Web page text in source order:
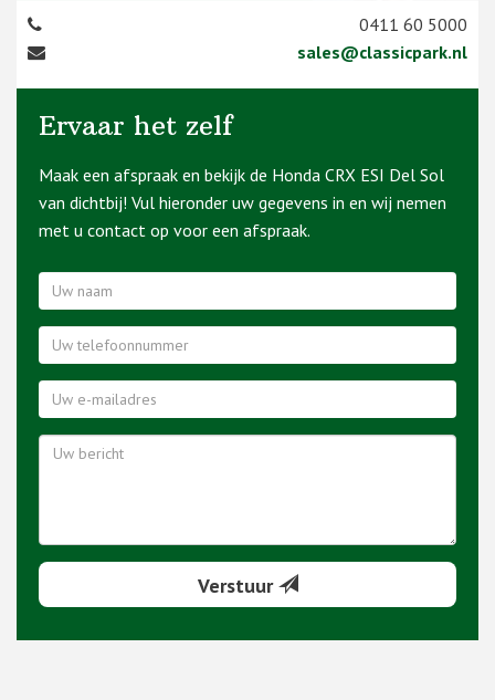
0411 60 5000
sales@classicpark.nl
Ervaar het zelf
Maak een afspraak en bekijk de Honda CRX ESI Del Sol
van dichtbij! Vul hieronder uw gegevens in en wij nemen
met u contact op voor een afspraak.
Verstuur